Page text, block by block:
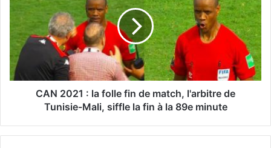
CAN 2021 : la folle fin de match, l'arbitre de
Tunisie-Mali, siffle la fin à la 89e minute